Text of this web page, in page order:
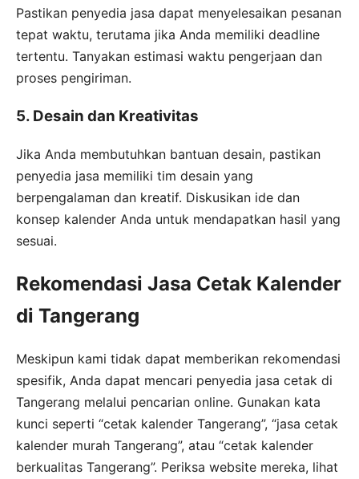
Pastikan penyedia jasa dapat menyelesaikan pesanan
tepat waktu, terutama jika Anda memiliki deadline
tertentu. Tanyakan estimasi waktu pengerjaan dan
proses pengiriman.
5. Desain dan Kreativitas
Jika Anda membutuhkan bantuan desain, pastikan
penyedia jasa memiliki tim desain yang
berpengalaman dan kreatif. Diskusikan ide dan
konsep kalender Anda untuk mendapatkan hasil yang
sesuai.
Rekomendasi Jasa Cetak Kalender
di Tangerang
Meskipun kami tidak dapat memberikan rekomendasi
spesifik, Anda dapat mencari penyedia jasa cetak di
Tangerang melalui pencarian online. Gunakan kata
kunci seperti “cetak kalender Tangerang”, “jasa cetak
kalender murah Tangerang”, atau “cetak kalender
berkualitas Tangerang”. Periksa website mereka, lihat